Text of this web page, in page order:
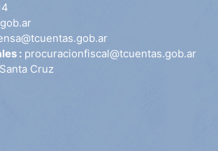
: procuracionfiscal@tcuentas.gob.ar
Cruz